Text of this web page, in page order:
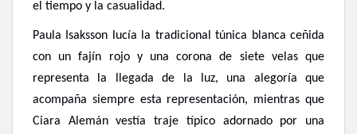
el tiempo y la casualidad.
Paula Isaksson lucía la tradicional túnica blanca ceñida
con un fajín rojo y una corona de siete velas que
representa la llegada de la luz, una alegoría que
acompaña siempre esta representación, mientras que
Ciara Alemán vestía traje típico adornado por una